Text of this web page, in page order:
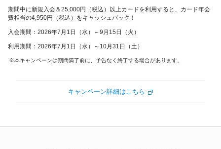
期間中に新規入会＆25,000円（税込）以上カードを利用すると、カード年会
費相当の4,950円（税込）をキャッシュバック！
入会期間：2026年7月1日（水）～9月15日（火）
利用期間：2026年7月1日（水）～10月31日（土）
本キャンペーンは期間満了前に、予告なく終了する場合があります。
キャンペーン詳細はこちら